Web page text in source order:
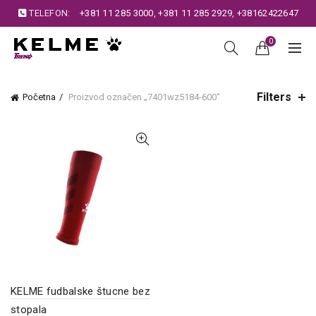
TELEFON: +381 11 285 3000,+381 11 285 2929, +38162422647
0
Početna Proizvod označen „7401wz5184-600“ Filters
KELME fudbalske štucne bez
stopala